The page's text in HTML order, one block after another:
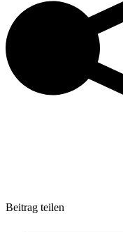
Beitrag teilen